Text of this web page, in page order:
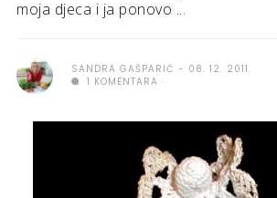
moja djeca i ja ponovo ...
SANDRA GAŠPARIĆ
08. 12. 2011.
1 KOMENTARA